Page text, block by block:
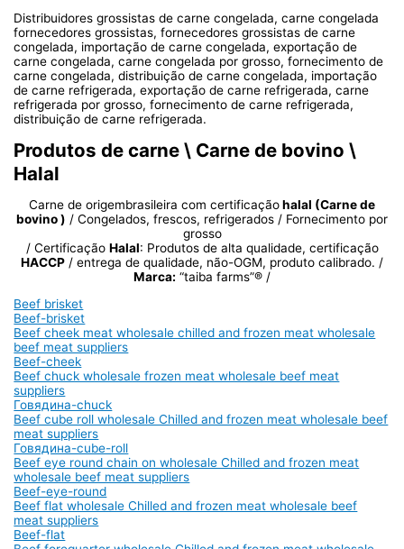
Distribuidores grossistas de carne congelada, carne congelada
fornecedores grossistas, fornecedores grossistas de carne
congelada, importação de carne congelada, exportação de
carne congelada, carne congelada por grosso, fornecimento de
carne congelada, distribuição de carne congelada, importação
de carne refrigerada, exportação de carne refrigerada, carne
refrigerada por grosso, fornecimento de carne refrigerada,
distribuição de carne refrigerada.
Produtos de carne \ Carne de bovino \
Halal
Carne de origembrasileira com certificaçãohalal (Carne de
bovino ) / Congelados, frescos, refrigerados / Fornecimento por
grosso
/ Certificação Halal: Produtos de alta qualidade, certificação
HACCP / entrega de qualidade, não-OGM, produto calibrado. /
Marca: “taiba farms”® /
Beef brisket
Beef-brisket
Beef cheek meat wholesale chilled and frozen meat wholesale
beef meat suppliers
Beef-cheek
Beef chuck wholesale frozen meat wholesale beef meat
suppliers
Говядина-chuck
Beef cube roll wholesale Chilled and frozen meat wholesale beef
meat suppliers
Говядина-cube-roll
Beef eye round chain on wholesale Chilled and frozen meat
wholesale beef meat suppliers
Beef-eye-round
Beef flat wholesale Chilled and frozen meat wholesale beef
meat suppliers
Beef-flat